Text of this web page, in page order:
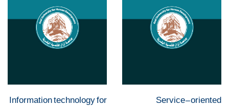
Service-oriented
Information technology for